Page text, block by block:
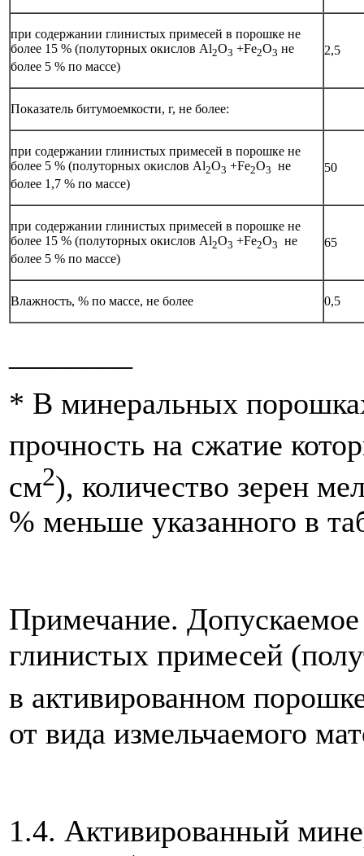
при содержании глинистых примесей в порошке не
более 15 % (полуторных окислов Аl2O3 +Fe2O3 не
более 5 % по массе)
2,5
Показатель битумоемкости, г, не более:
при содержании глинистых примесей в порошке не
более 5 % (полуторных окислов Аl2O3 +Fe2O3 не
более 1,7 % по массе)
50
при содержании глинистых примесей в порошке не
более 15 % (полуторных окислов Аl2O3 +Fe2O3 не
более 5 % по массе)
65
Влажность, % по массе, не более 0,5
* В минеральных
прочность на сжатие
см2), количество зерен
% меньше указанного в
Примечание.
глинистых примесей
в активированном
от вида измельчаемого
1.4. Активированный